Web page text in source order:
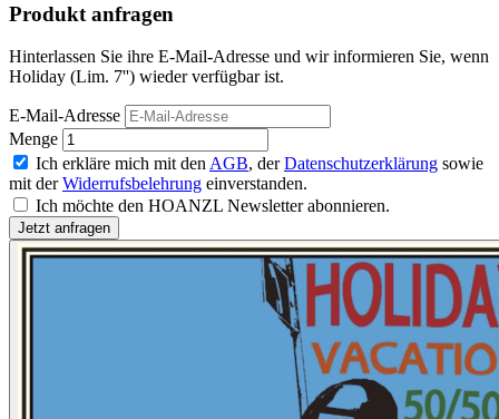
Produkt anfragen
Hinterlassen Sie ihre E-Mail-Adresse und wir informieren Sie, wenn
Holiday (Lim. 7'') wieder verfügbar ist.
E-Mail-Adresse
Menge
Ich erkläre mich mit den AGB, derDatenschutzerklärung sowie
mit derWiderrufsbelehrung einverstanden.
Ich möchte den HOANZL Newsletter abonnieren.